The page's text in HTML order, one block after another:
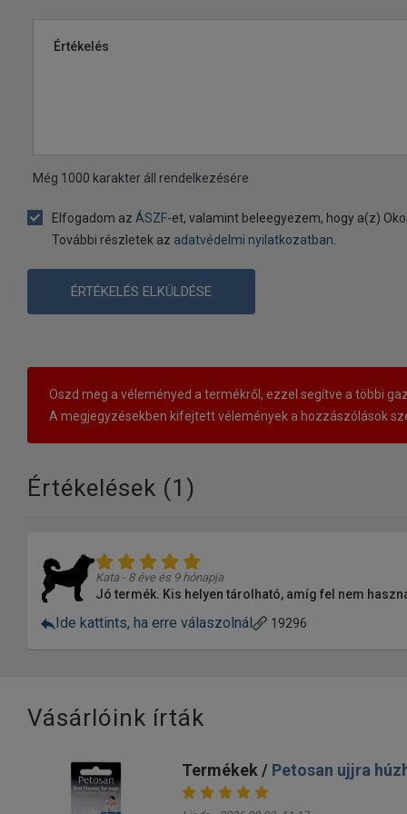
Értékelés
Még 1000 karakter áll rendelkezésére
Elfogadom az ÁSZF-et, valamint beleegyezem, hogy a(z)
További részletek az adatvédelmi nyilatkozatban
ÉRTÉKELÉS ELKÜLDÉSE
Oszd meg a véleményed a termékről, ezzel segítve a többi
A megjegyzésekben kifejtett vélemények a hozzászólások
Értékelések (1 )
Kata - 8 éve és 9 hónapja
Jó termék. Kis helyen tárolható, amíg fel nem
Ide kattints, ha erre válaszolnál 19296
Vásárlóink írták
Termékek / Petosan ujjra